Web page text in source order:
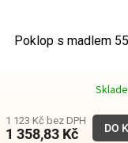
Poklop s madlem
1 123 Kč bez DPH
1 358,83 Kč DO